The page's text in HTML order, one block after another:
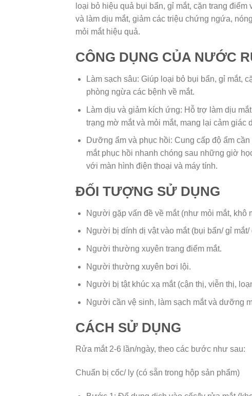
loại bỏ hiệu quả bụi bẩn, gỉ mắt, cặn trang
và làm dịu mắt, giảm các triệu chứng ngứa,
mỏi mắt hiệu quả.
CÔNG DỤNG CỦA NƯỚC
Làm sạch sâu: Giúp loại bỏ bụi bẩn, gỉ mắt,
phòng ngừa các bệnh về mắt.
Làm dịu và giảm kích ứng: Hỗ trợ làm dịu
trạng mờ mắt và mỏi mắt, mang lại cảm giác
Dưỡng ẩm và phục hồi: Cung cấp độ ẩm
mắt phục hồi nhanh chóng sau những giờ
với màn hình điện thoại và máy tính.
ĐỐI TƯỢNG SỬ DỤNG
Người gặp vấn đề về mắt (như mỏi mắt, khô
Người bị dính dị vật vào mắt (bụi bẩn/ gỉ mắt/
Người thường xuyên trang điểm mắt.
Người thường xuyên bơi lội.
Người bị tật khúc xạ mắt (cận thị, viễn thị,
Người cần vệ sinh, làm sạch mắt và dưỡng
CÁCH SỬ DỤNG
Rửa mắt 2-6 lần/ngày, theo các bước như sau:
Chuẩn bị cốc/ ly (có sẵn trong hộp sản phẩm)